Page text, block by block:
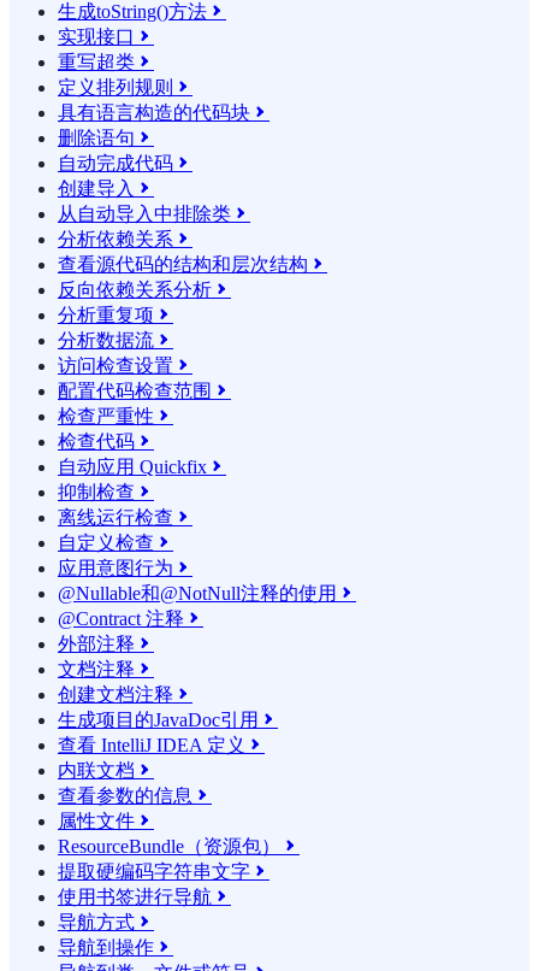
生成toString()方法 
实现接口 
重写超类 
定义排列规则 
具有语言构造的代码块 
删除语句 
自动完成代码 
创建导入 
从自动导入中排除类 
分析依赖关系 
查看源代码的结构和层次结构 
反向依赖关系分析 
分析重复项 
分析数据流 
访问检查设置 
配置代码检查范围 
检查严重性 
检查代码 
自动应用 Quickfix 
抑制检查 
离线运行检查 
自定义检查 
应用意图行为 
@Nullable和@NotNull注释的使用 
@Contract 注释 
外部注释 
文档注释 
创建文档注释 
生成项目的JavaDoc引用 
查看 IntelliJ IDEA 定义 
内联文档 
查看参数的信息 
属性文件 
ResourceBundle（资源包） 
提取硬编码字符串文字 
使用书签进行导航 
导航方式 
导航到操作 